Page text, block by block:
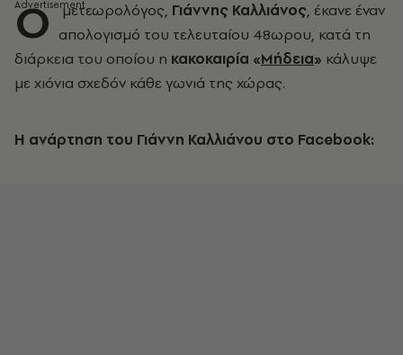
O μετεωρολόγος, Γιάννης Καλλιάνος, έκανε έναν
απολογισμό του τελευταίου 48ωρου, κατά τη
διάρκεια του οποίου η κακοκαιρία «Μήδεια» κάλυψε
με χιόνια σχεδόν κάθε γωνιά της χώρας.
Η ανάρτηση του Γιάννη Καλλιάνου στο Facebook: